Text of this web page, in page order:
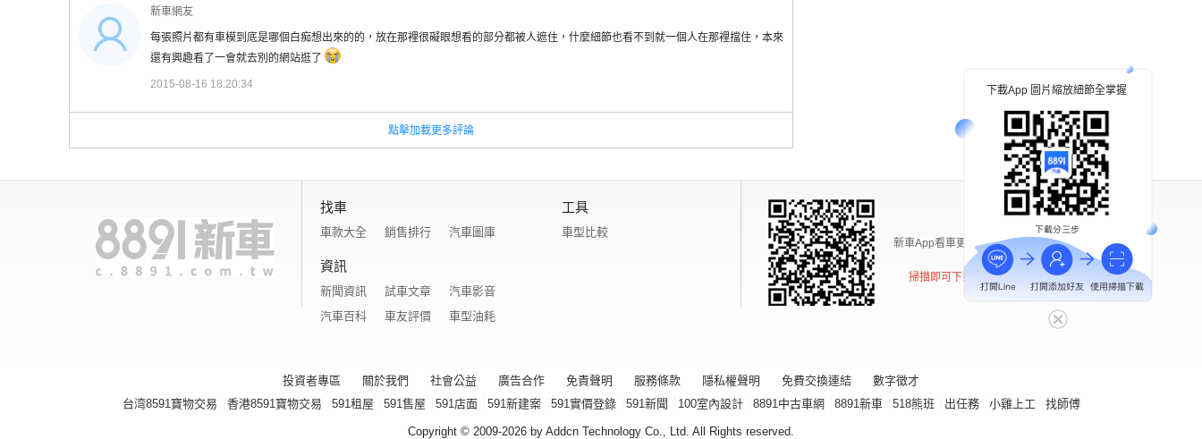
新車網友
每張照片都有車模到底是哪個白痴想出來的的，放在那裡很礙眼想看的部分都被人遮住，什麼細節也看不到就一個人在那裡擋住，本來
還有興趣看了一會就去別的網站逛了
2015-08-16 18:20:34
點擊加載更多評論
下載App 圖片縮放細節全掌握
找車
車款大全 銷售排行 汽車圖庫
資訊
新聞資訊 試車文章
汽車影音
汽車百科
車友評價 車型油耗
工具
車型比較
新車App看車更方便
掃描即可下載
投資者專區 關於我們 社會公益 廣告合作 免責聲明 服務條款 隱私權聲明 免費交換連結
數字徵才
台湾8591寶物交易
香港8591寶物交易 591租屋 591售屋 591店面 591新建案 591實價登錄 591新聞 100室內設計 8891中古車網 8891新車 518熊班 出任務 小雞上工 找師傅
Copyright © 2009-2026 by Addcn Technology Co., Ltd. All Rights reserved.